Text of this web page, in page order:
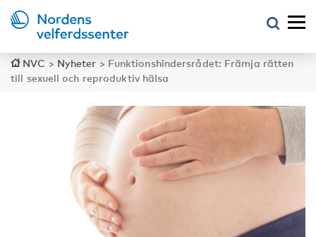
NVC > Nyheter > Funktionshindersrådet: Främja rätten
till sexuell och reproduktiv hälsa